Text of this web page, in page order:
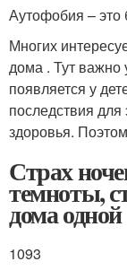
Аутофобия – это
Многих
дома . Тут важно
появляется у
последствия для
здоровья.
Страх
темноты,
дома одной
1093